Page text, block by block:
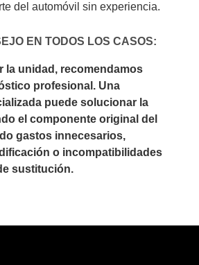
del automóvil sin experiencia.
EN TODOS LOS CASOS:
la unidad, recomendamos
profesional. Una
puede solucionar la
el componente original del
gastos innecesarios,
o incompatibilidades
sustitución.